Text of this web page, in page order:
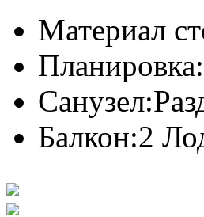
Материал
Планировка:
Санузел:
Балкон:2